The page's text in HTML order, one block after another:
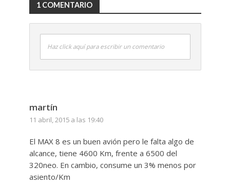
1 COMENTARIO
Haz click aquí para escribir un comentario
martín
11 abril, 2015 a las 19:40
El MAX 8 es un buen avión pero le falta algo de
alcance, tiene 4600 Km, frente a 6500 del
320neo. En cambio, consume un 3% menos por
asiento/Km